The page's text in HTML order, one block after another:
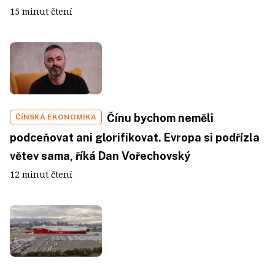
15 minut čtení
ČÍNSKÁ EKONOMIKA
Čínu bychom neměli
podceňovat ani glorifikovat. Evropa si podřízla
větev sama, říká Dan Vořechovský
12 minut čtení